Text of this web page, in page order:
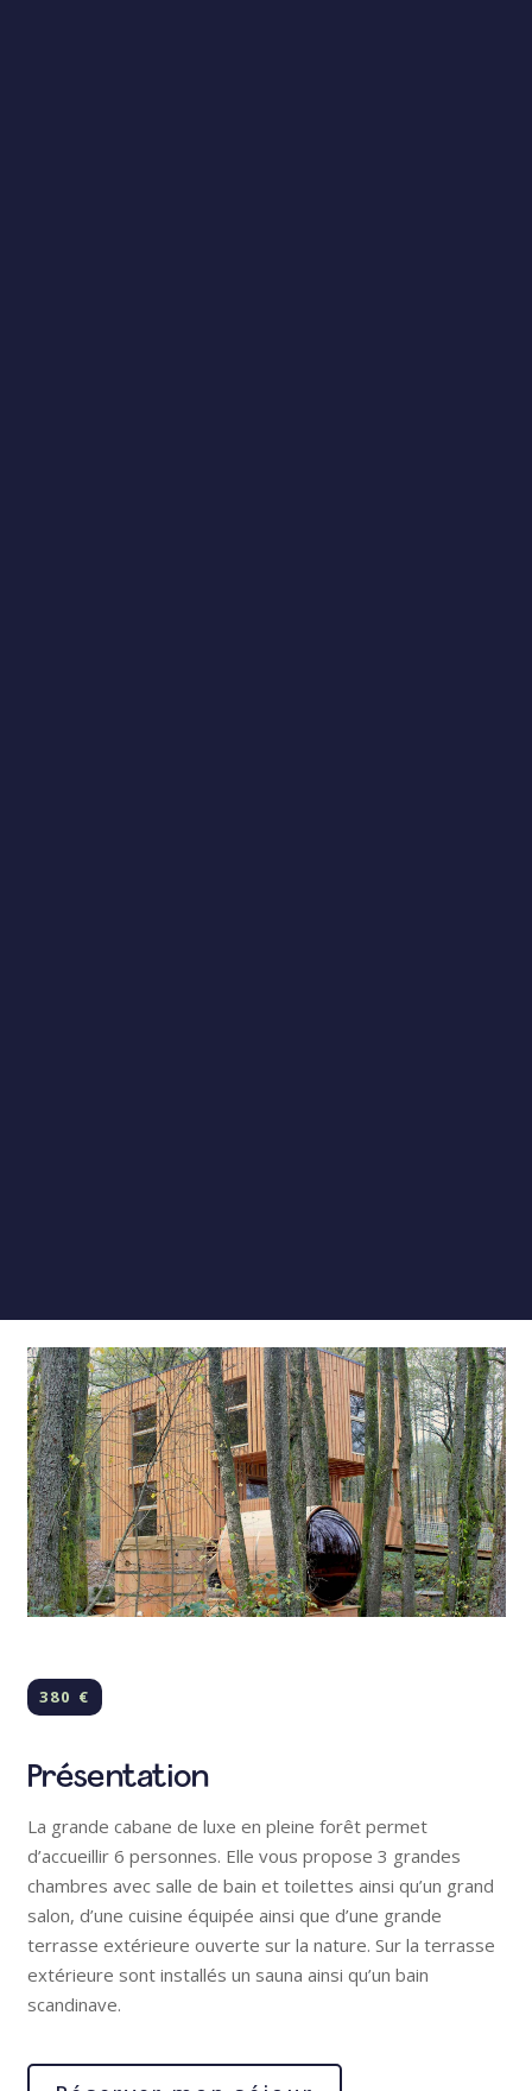
380 €
Présentation
La grande cabane de luxe en pleine forêt permet
d’accueillir 6 personnes. Elle vous propose 3 grandes
chambres avec salle de bain et toilettes ainsi qu’un grand
salon, d’une cuisine équipée ainsi que d’une grande
terrasse extérieure ouverte sur la nature. Sur la terrasse
extérieure sont installés un sauna ainsi qu’un bain
scandinave.